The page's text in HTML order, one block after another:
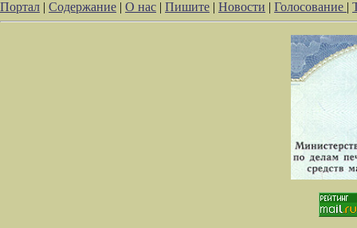
Портал | Содержание | О нас | Пишите | Новости | Голосование |